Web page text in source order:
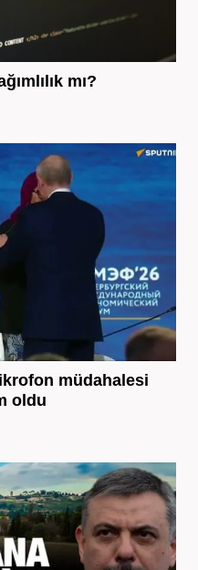
mı?
müdahalesi
oldu